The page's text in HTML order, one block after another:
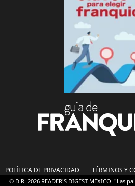
POLÍTICA DE PRIVACIDAD TÉRMINOS Y
© D.R. 2026 READER'S DIGEST MÉXICO. "Las